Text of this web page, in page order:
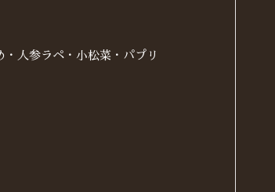
人参ラペ・小松菜・パプリ